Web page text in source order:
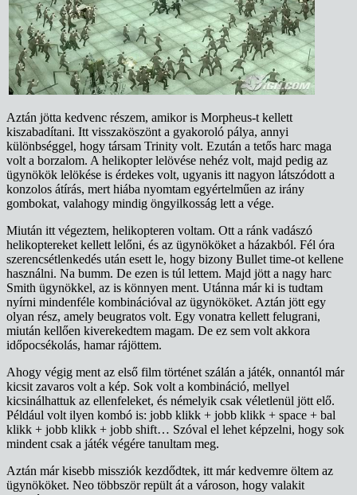
Aztán jötta kedvenc részem, amikor is Morpheus-t kellett
kiszabadítani. Itt visszaköszönt a gyakoroló pálya, annyi
különbséggel, hogy társam Trinity volt. Ezután a tetős harc maga
volt a borzalom. A helikopter lelövése nehéz volt, majd pedig az
ügynökök lelökése is érdekes volt, ugyanis itt nagyon látszódott a
konzolos átírás, mert hiába nyomtam egyértelműen az irány
gombokat, valahogy mindig öngyilkosság lett a vége.
Miután itt végeztem, helikopteren voltam. Ott a ránk vadászó
helikoptereket kellett lelőni, és az ügynököket a házakból. Fél óra
szerencsétlenkedés után esett le, hogy bizony Bullet time-ot kellene
használni. Na bumm. De ezen is túl lettem. Majd jött a nagy harc
Smith ügynökkel, az is könnyen ment. Utánna már ki is tudtam
nyírni mindenféle kombinációval az ügynököket. Aztán jött egy
olyan rész, amely beugratos volt. Egy vonatra kellett felugrani,
miután kellően kiverekedtem magam. De ez sem volt akkora
időpocsékolás, hamar rájöttem.
Ahogy végig ment az első film történet szálán a játék, onnantól már
kicsit zavaros volt a kép. Sok volt a kombináció, mellyel
kicsinálhattuk az ellenfeleket, és némelyik csak véletlenül jött elő.
Például volt ilyen kombó is: jobb klikk + jobb klikk + space + bal
klikk + jobb klikk + jobb shift… Szóval el lehet képzelni, hogy sok
mindent csak a játék végére tanultam meg.
Aztán már kisebb missziók kezdődtek, itt már kedvemre öltem az
ügynököket. Neo többször repült át a városon, hogy valakit